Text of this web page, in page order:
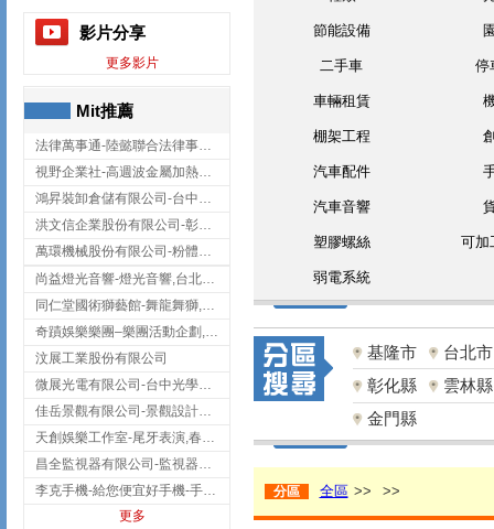
影片分享
更多影片
Mit推薦
法律萬事通-陸懿聯合法律事務所
視野企業社-高週波金屬加熱設備,彰化高週波金屬加熱設備
鴻昇裝卸倉儲有限公司-台中貨櫃裝卸
洪文信企業股份有限公司-彰化鋅合金鑄造,彰化五金加工,彰化五金配件
萬環機械股份有限公司-粉體塗裝設備,輸送機,輸送機設備,台南輸送機
尚益燈光音響-燈光音響,台北燈光音響,台北燈光音響出租
同仁堂國術獅藝館-舞龍舞獅,台中舞龍舞獅
奇蹟娛樂樂團–樂團活動企劃,台中樂團表演,台中婚禮樂團
汶展工業股份有限公司
微展光電有限公司-台中光學鍍膜,optical filter taiwan,台灣光學鍍膜
佳岳景觀有限公司-景觀設計公司,台北景觀設計,台北景觀工程,中山區景觀設計
天創娛樂工作室-尾牙表演,春酒表演,板橋尾牙表演
昌全監視器有限公司-監視器安裝,高雄監視器安裝,鳳山區監視器安裝
李克手機-給您便宜好手機-手機收購,屏東手機收購
更多
節能設備
二手車 停
車輛租賃
棚架工程
汽車配件
汽車音響
塑膠螺絲 可加
弱電系統
基隆市
台北市
彰化縣
雲林縣
金門縣
分區 全區 >> >>